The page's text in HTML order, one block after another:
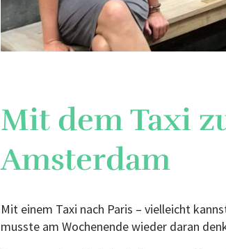
Mit dem Taxi
Amsterdam
Mit einem Taxi nach Paris – vielleicht
musste am Wochenende wieder daran